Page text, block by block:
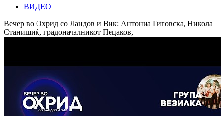
ВИДЕО
Вечер во Охрид со Ландов и Вик: Антониа Гиговска, Никола
Станишиќ, градоначалникот Пецаков,